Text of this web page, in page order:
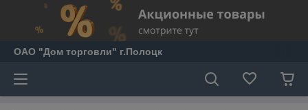
ОАО "Дом торговли" г.Полоцк